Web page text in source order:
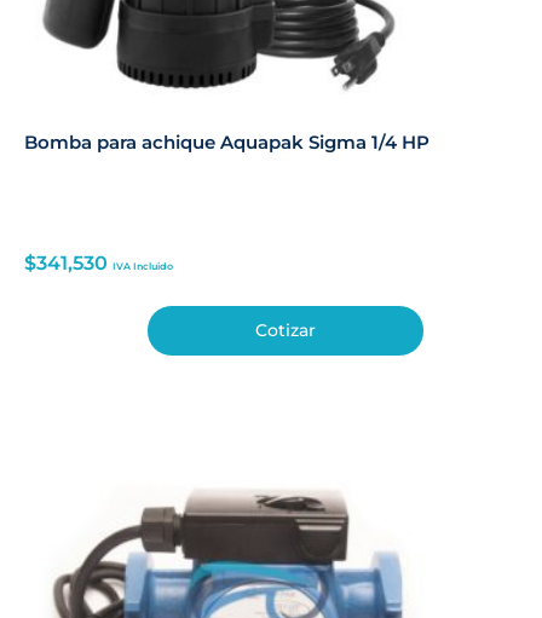
Bomba para achique Aquapak Sigma 1/4 HP
$341,530 IVA Incluido
Cotizar